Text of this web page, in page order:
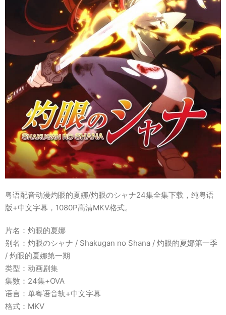
粤语配音动漫灼眼的夏娜/灼眼のシャナ24集全集下载，纯粤语
版+中文字幕，1080P高清MKV格式。
片名：灼眼的夏娜
别名：灼眼のシャナ / Shakugan no Shana / 灼眼的夏娜第一季
/ 灼眼的夏娜第一期
类型：动画剧集
集数：24集+OVA
语言：单粤语音轨+中文字幕
格式：MKV